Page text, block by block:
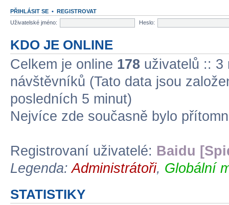
PŘIHLÁSIT SE • REGISTROVAT
Uživatelské jméno:
Heslo:
KDO JE ONLINE
Celkem je online 178 uživatelů :: 3
návštěvníků (Tato data jsou
posledních 5 minut)
Nejvíce zde současně bylo
Registrovaní uživatelé: Baidu
Legenda:Administrátoři, Globální
STATISTIKY